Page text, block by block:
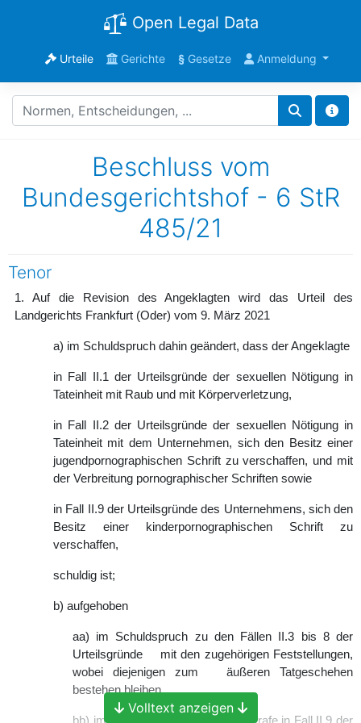
Open Legal Data
Urteile Gerichte §Gesetze Anmeldung
Beschluss vom
Bundesgerichtshof - 6 StR
485/21
Tenor
1. Auf die Revision des Angeklagten wird das Urteil des
Landgerichts Frankfurt (Oder) vom 9. März 2021
a) im Schuldspruch dahin geändert, dass der Angeklagte
in Fall II.1 der Urteilsgründe der sexuellen Nötigung in
Tateinheit mit Raub und mit Körperverletzung,
in Fall II.2 der Urteilsgründe der sexuellen Nötigung in
Tateinheit mit dem Unternehmen, sich den Besitz einer
jugendpornographischen Schrift zu verschaffen, und mit
der Verbreitung pornographischer Schriften sowie
in Fall II.9 der Urteilsgründe des Unternehmens, sich den
Besitz einer kinderpornographischen Schrift zu
verschaffen,
schuldig ist;
b) aufgehoben
aa) im Schuldspruch zu den Fällen II.3 bis 8 der
Urteilsgründe mit den zugehörigen Feststellungen,
wobei diejenigen zum äußeren Tatgeschehen
bestehen bleiben,
bb) im Ausspruch über die Einzelstrafe in Fall II.9 der
Volltext anzeigen